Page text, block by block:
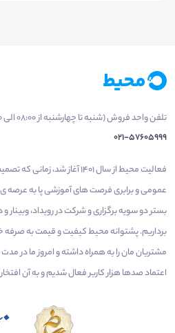
تلفن واحد فروش (شنبه تا چهارشنبه از 08:00 الی 17:00)
021-57605999
فعالیت محیط از سال 1401 آغاز
عمومی و برابری فرصت های آموزشی پا به عرصه ی
بستر دو سویه برگزاری و شرکت در رویداد،
برداریم. پشتوانه محیط کیفیت و قیمت به
مشتریان مان را به همراه داشته و امروز ما
اعتماد صدها هزار کاربر فعال شدیم و به آن